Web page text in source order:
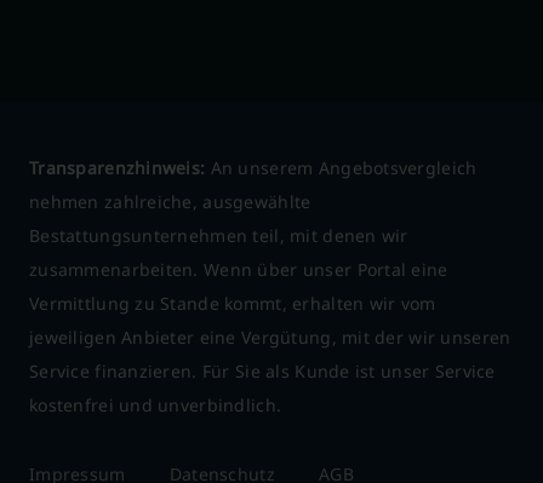
Transparenzhinweis: An unserem Angebotsvergleich
nehmen zahlreiche, ausgewählte
Bestattungsunternehmen teil, mit denen wir
zusammenarbeiten. Wenn über unser Portal eine
Vermittlung zu Stande kommt, erhalten wir vom
jeweiligen Anbieter eine Vergütung, mit der wir unseren
Service finanzieren. Für Sie als Kunde ist unser Service
kostenfrei und unverbindlich.
Impressum Datenschutz AGB